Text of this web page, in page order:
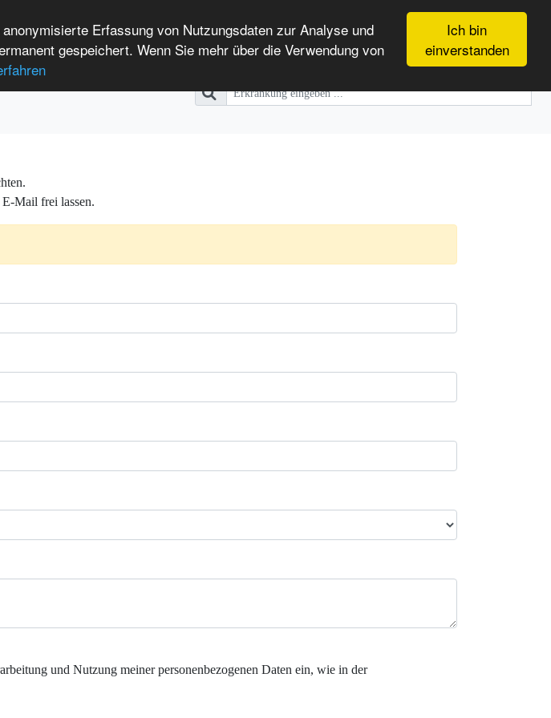
Ich bin
einverstanden
Erfassung von Nutzungsdaten zur Analyse und
gespeichert. Wenn Sie mehr über die Verwendung von
International Patients
Mail frei lassen.
und Nutzung meiner personenbezogenen Daten ein, wie in der